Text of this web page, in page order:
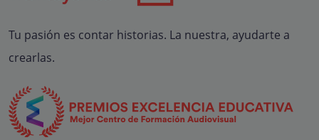
Tu pasión es contar historias. La nuestra, ayudarte a
crearlas.